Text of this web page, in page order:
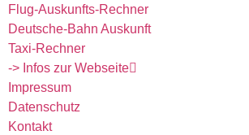
Flug-Auskunfts-Rechner
Deutsche-Bahn Auskunft
Taxi-Rechner
-> Infos zur Webseite
Impressum
Datenschutz
Kontakt